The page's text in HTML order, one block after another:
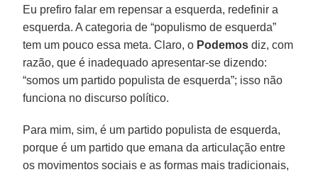
Eu prefiro falar em repensar a esquerda, redefinir a
esquerda. A categoria de “populismo de esquerda”
tem um pouco essa meta. Claro, o Podemos diz, com
razão, que é inadequado apresentar-se dizendo:
“somos um partido populista de esquerda”; isso não
funciona no discurso político.
Para mim, sim, é um partido populista de esquerda,
porque é um partido que emana da articulação entre
os movimentos sociais e as formas mais tradicionais,